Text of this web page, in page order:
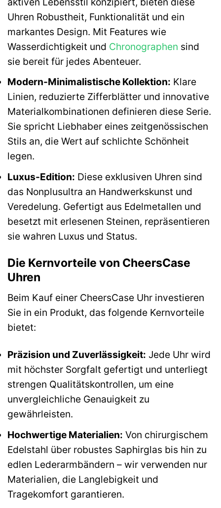
Uhren Robustheit, Funktionalität und ein
markantes Design. Mit Features wie
Wasserdichtigkeit und Chronographen sind
sie bereit für jedes Abenteuer.
Modern-Minimalistische Kollektion: Klare
Linien, reduzierte Zifferblätter und innovative
Materialkombinationen definieren diese Serie.
Sie spricht Liebhaber eines zeitgenössischen
Stils an, die Wert auf schlichte Schönheit
legen.
Luxus-Edition: Diese exklusiven Uhren sind
das Nonplusultra an Handwerkskunst und
Veredelung. Gefertigt aus Edelmetallen und
besetzt mit erlesenen Steinen, repräsentieren
sie wahren Luxus und Status.
Die Kernvorteile von CheersCase
Uhren
Beim Kauf einer CheersCase Uhr investieren
Sie in ein Produkt, das folgende Kernvorteile
bietet:
Präzision und Zuverlässigkeit: Jede Uhr wird
mit höchster Sorgfalt gefertigt und unterliegt
strengen Qualitätskontrollen, um eine
unvergleichliche Genauigkeit zu
gewährleisten.
Hochwertige Materialien: Von chirurgischem
Edelstahl über robustes Saphirglas bis hin zu
edlen Lederarmbändern – wir verwenden nur
Materialien, die Langlebigkeit und
Tragekomfort garantieren.